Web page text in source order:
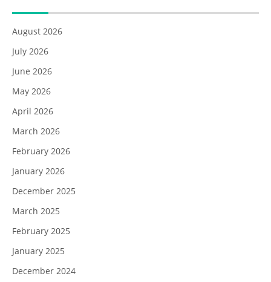
August 2026
July 2026
June 2026
May 2026
April 2026
March 2026
February 2026
January 2026
December 2025
March 2025
February 2025
January 2025
December 2024